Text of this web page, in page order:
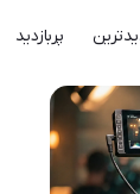
پربازدید